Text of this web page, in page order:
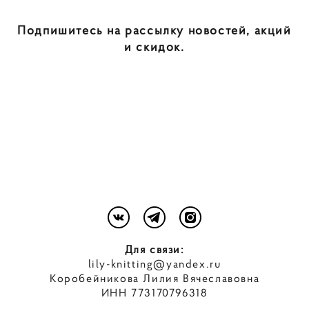
Подпишитесь на рассылку новостей, акций
и скидок.
Для связи:
lily-knitting@yandex.ru
Коробейникова Лилия Вячеславовна
ИНН 773170796318